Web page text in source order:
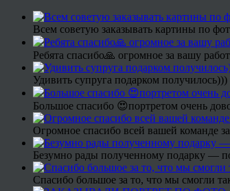
Всем советую заказывать картины по
Ребята спасибо🙏 огромное за вашу
Удивить супруга подарком
Большое спасибо 😍портретом очень
Огромное спасибо всей вашей команде
Безумно рады полученному подарку —
Спасибо большое за то, что мы смогли